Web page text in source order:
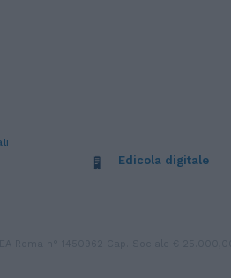
Edicola digitale